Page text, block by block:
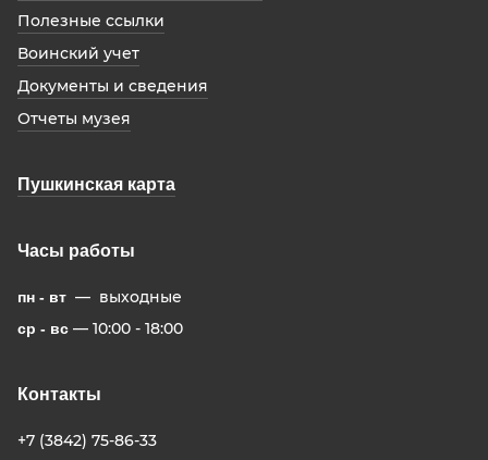
Полезные ссылки
Воинский учет
Документы и сведения
Отчеты музея
Пушкинская карта
Часы работы
пн - вт — выходные
ср - вс — 10:00 - 18:00
Контакты
+7 (3842) 75-86-33